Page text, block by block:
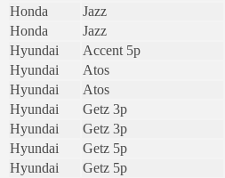
Honda
Jazz
Honda
Jazz
Hyundai
Accent 5p
Hyundai
Atos
Hyundai
Atos
Hyundai
Getz 3p
Hyundai
Getz 3p
Hyundai
Getz 5p
Hyundai
Getz 5p